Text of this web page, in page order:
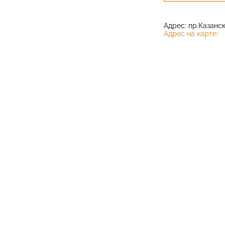
Адрес:
Адрес на карте: